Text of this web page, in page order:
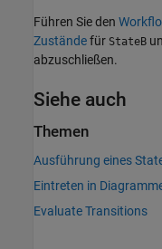
Führen Sie den
Zuständefür StateB
abzuschließen.
Siehe auch
Themen
Ausführung eines
Eintreten in
Evaluate Transitions